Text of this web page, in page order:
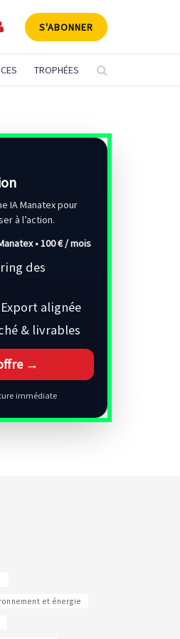
S'ABONNER
TROPHÉES
IA Manatex pour
à l’action.
•100 € / mois
des
alignée
& livrables
→
immédiate
et énergie